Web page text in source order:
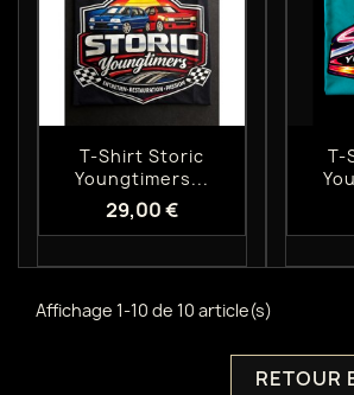
Aperçu rapide
T-Shirt Storic
Youngtimers...
29,00 €
T-
Affichage 1-10 de 10 article(s)
RETOUR